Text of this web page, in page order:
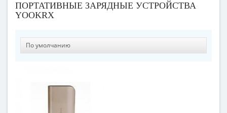
ПОРТАТИВНЫЕ ЗАРЯДНЫЕ УСТРОЙСТВА
YOOKRX